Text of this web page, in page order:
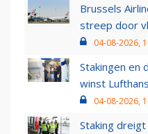
Brussels
streep door
04-08-2026,
Stakingen en
winst
04-08-2026,
Staking